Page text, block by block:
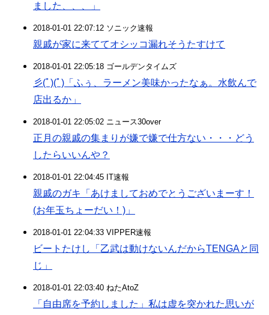
ました、、、」
2018-01-01 22:07:12 ソニック速報
親戚が家に来ててオシッコ漏れそうたすけて
2018-01-01 22:05:18 ゴールデンタイムズ
彡(ﾟ)(ﾟ)「ふぅ、ラーメン美味かったなぁ。水飲んで
店出るか」
2018-01-01 22:05:02 ニュース30over
正月の親戚の集まりが嫌で嫌で仕方ない・・・どう
したらいいんや？
2018-01-01 22:04:45 IT速報
親戚のガキ「あけましておめでとうございまーす！
(お年玉ちょーだい！)」
2018-01-01 22:04:33 VIPPER速報
ビートたけし「乙武は動けないんだからTENGAと同
じ」
2018-01-01 22:03:40 ねたAtoZ
「自由席を予約しました」私は虚を突かれた思いが